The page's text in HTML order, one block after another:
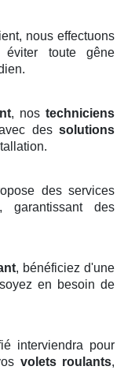
nous effectuons
toute gêne
, nos techniciens
des solutions
des services
, garantissant des
, bénéficiez d'une
en besoin de
interviendra pour
volets roulants,